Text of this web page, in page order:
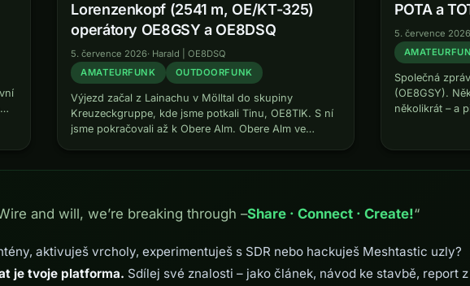
Lorenzenkopf (2541 m, OE/KT-325)
operátory OE8GSY a OE8DSQ
5. července 2026· Harald | OE8DSQ
AMATEURFUNK
OUTDOORFUNK
Výjezd začal z Lainachu v Mölltal do skupiny
Kreuzeckgruppe, kde jsme potkali Tinu, OE8TIK. S ní
jsme pokračovali až k Obere Alm. Obere Alm ve
POTA a
5. července 2026
Společná
(OE8GSY).
několikrát – a
and will, we’re breaking through –Share · Connect · Create!“
aktivuješ vrcholy, experimentuješ s SDR nebo hackuješ Meshtastic uzly?
je tvoje platforma. Sdílej své znalosti – jako článek, návod ke stavbě, report z